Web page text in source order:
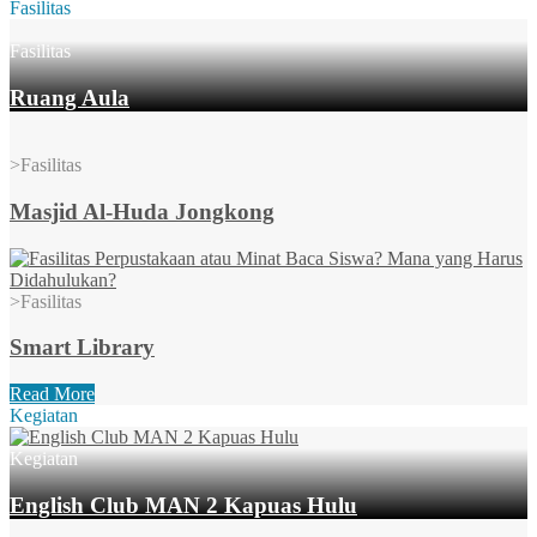
Fasilitas
Fasilitas
Ruang Aula
>Fasilitas
Masjid Al-Huda Jongkong
>Fasilitas
Smart Library
Read More
Kegiatan
Kegiatan
English Club MAN 2 Kapuas Hulu